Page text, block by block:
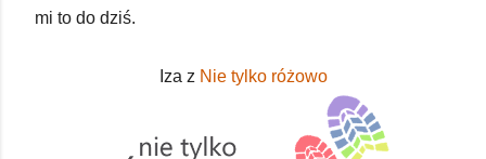
mi to do dziś.
Iza z Nie tylko różowo